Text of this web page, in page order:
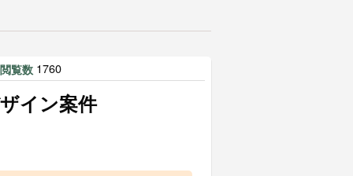
閲覧数 1760
イン案件